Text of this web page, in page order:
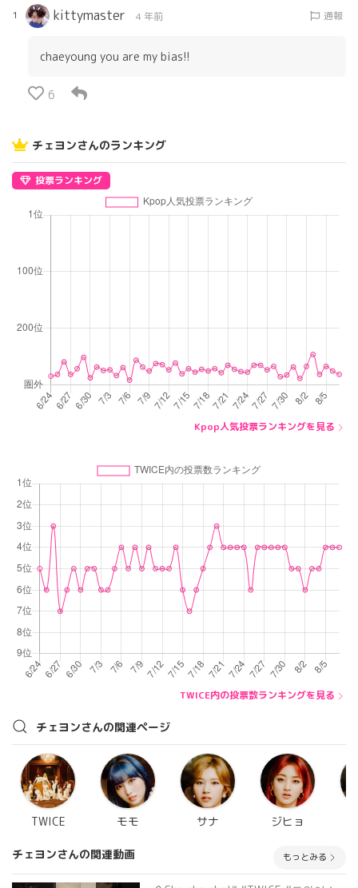
1 kittymaster 4 年前 通報
chaeyoung you are my bias!!
6
チェヨンさんのランキング
投票ランキング
Kpop人気投票ランキングを見る
TWICE内の投票数ランキングを見る
チェヨンさんの関連ページ
TWICE モモ サナ ジヒョ
チェヨンさんの関連動画 もっとみる